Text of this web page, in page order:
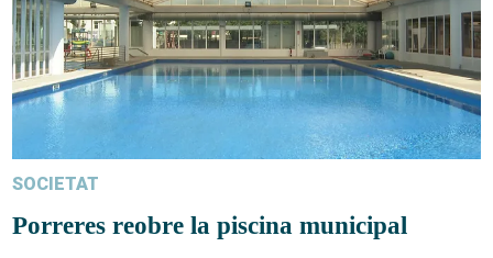
SOCIETAT
Porreres reobre la piscina municipal